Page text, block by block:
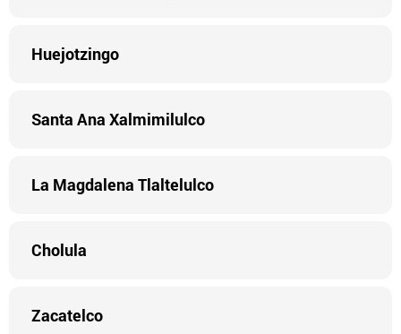
Huejotzingo
Santa Ana Xalmimilulco
La Magdalena Tlaltelulco
Cholula
Zacatelco